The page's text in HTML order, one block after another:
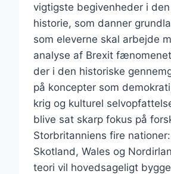
vigtigste begivenheder i
historie, som danner
som eleverne skal arbejde
analyse af Brexit
der i den historiske
på koncepter som
krig og kulturel
blive sat skarp fokus på
Storbritanniens fire
Skotland, Wales og
teori vil hovedsageligt